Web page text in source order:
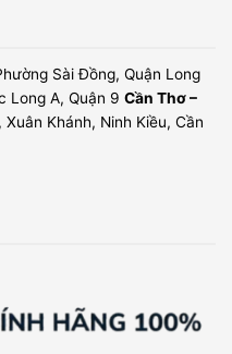
Sài Đồng, Quận Long
Long A, Quận 9 Cần Thơ –
Khánh, Ninh Kiều, Cần